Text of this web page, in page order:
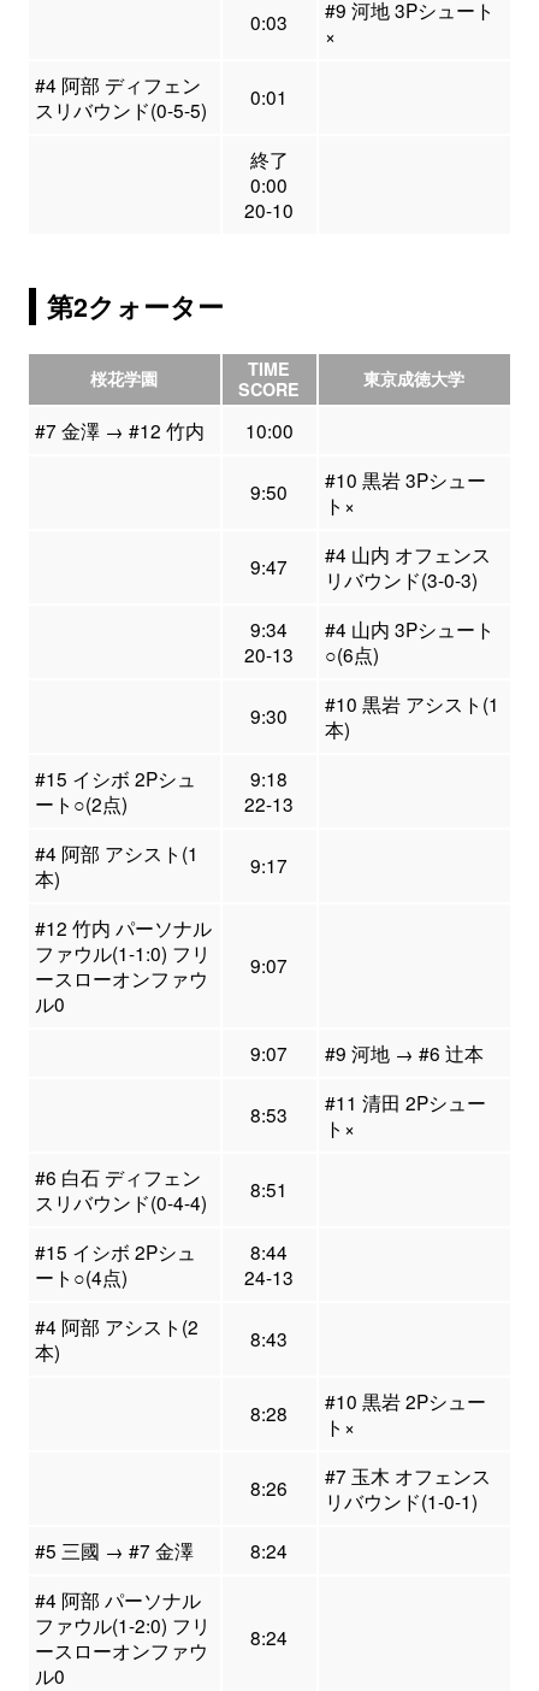
0:03
#9 河地 3Pシュート
×
#4 阿部 ディフェン
スリバウンド(0-5-5)
0:01
終了
0:00
20-10
第2クォーター
桜花学園
TIME
SCORE
東京成徳大学
#7 金澤 → #12 竹内 10:00
9:50
#10 黒岩 3Pシュー
ト×
9:47
#4 山内 オフェンス
リバウンド(3-0-3)
9:34
20-13
#4 山内 3Pシュート
○(6点)
9:30
#10 黒岩 アシスト(1
本)
#15 イシボ 2Pシュ
ート○(2点)
9:18
22-13
#4 阿部 アシスト(1
本)
9:17
#12 竹内 パーソナル
ファウル(1-1:0) フリ
ースローオンファウ
ル0
9:07
9:07 #9 河地 → #6 辻本
8:53
#11 清田 2Pシュー
ト×
#6 白石 ディフェン
スリバウンド(0-4-4)
8:51
#15 イシボ 2Pシュ
ート○(4点)
8:44
24-13
#4 阿部 アシスト(2
本)
8:43
8:28
#10 黒岩 2Pシュー
ト×
8:26
#7 玉木 オフェンス
リバウンド(1-0-1)
#5 三國 → #7 金澤
8:24
#4 阿部 パーソナル
ファウル(1-2:0) フリ
ースローオンファウ
ル0
8:24